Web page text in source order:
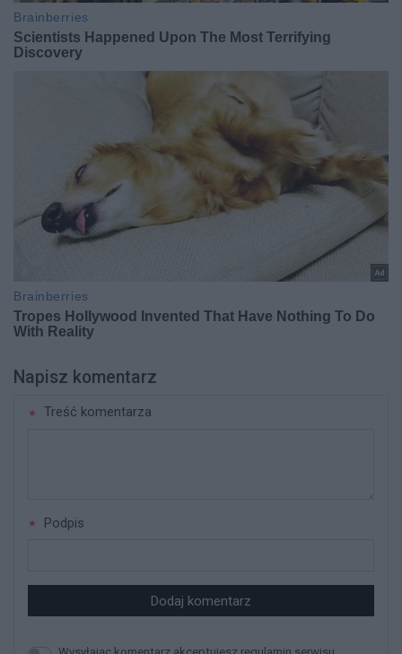
Napisz komentarz
Treść komentarza
Podpis
Dodaj komentarz